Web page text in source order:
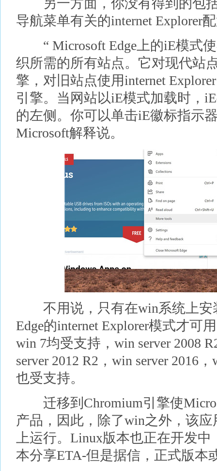
另一方面，你没有得到的包括
导航菜单有关的internet Explorer
“ Microsoft Edge上的iE模式
织所需的所有站点。它对现代站
擎，对旧站点使用internet
引擎。当网站以iE模式加载时，
的左侧。你可以单击iE徽标指示
Microsoft解释说。
不用说，只有在win系统上安
Edge的internet Explorer模式才可
win 7均受支持，win server 2008
server 2012 R2，win server 2016
也受支持。
迁移到Chromium引擎使
产品，因此，除了win之外，该
上运行。Linux版本也正在开发
本分享ETA-但是据信，正式版本